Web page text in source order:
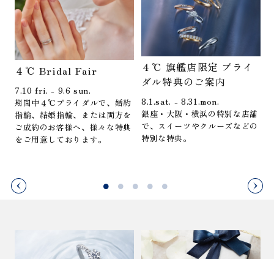
４℃ Bridal Fair
7.10 fri. - 9.6 sun.
期間中４℃ブライダルで、婚約
指輪、結婚指輪、または両方を
ご成約のお客様へ、様々な特典
をご用意しております。
４℃ 旗艦店限定 ブライ
ダル特典のご案内
8.1.sat. - 8.31.mon.
銀座・大阪・横浜の特別な店舗
で、スイーツやクルーズなどの
特別な特典。